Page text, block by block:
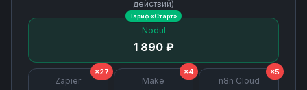
действий)
Nodul
1 890 ₽
Тариф «Старт»
Zapier
×27
Make
×4
n8n Cloud
×5